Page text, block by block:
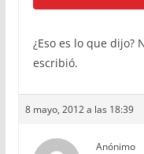
¿Eso es lo que
escribió.
8 mayo, 2012 a las 18:39
Anónimo